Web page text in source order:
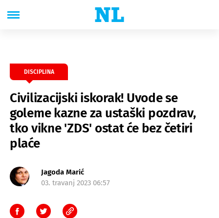
DISCIPLINA
Civilizacijski iskorak! Uvode se
goleme kazne za ustaški pozdrav,
tko vikne 'ZDS' ostat će bez četiri
plaće
Jagoda Marić
03. travanj 2023 06:57